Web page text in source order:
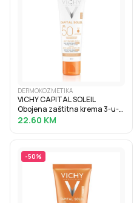
DERMOKOZMETIKA
VICHY CAPITAL SOLEIL
Obojena zaštitna krema 3-u-1
protiv tamnih mrlja SPF50+, 50
22.60 KM
-50%